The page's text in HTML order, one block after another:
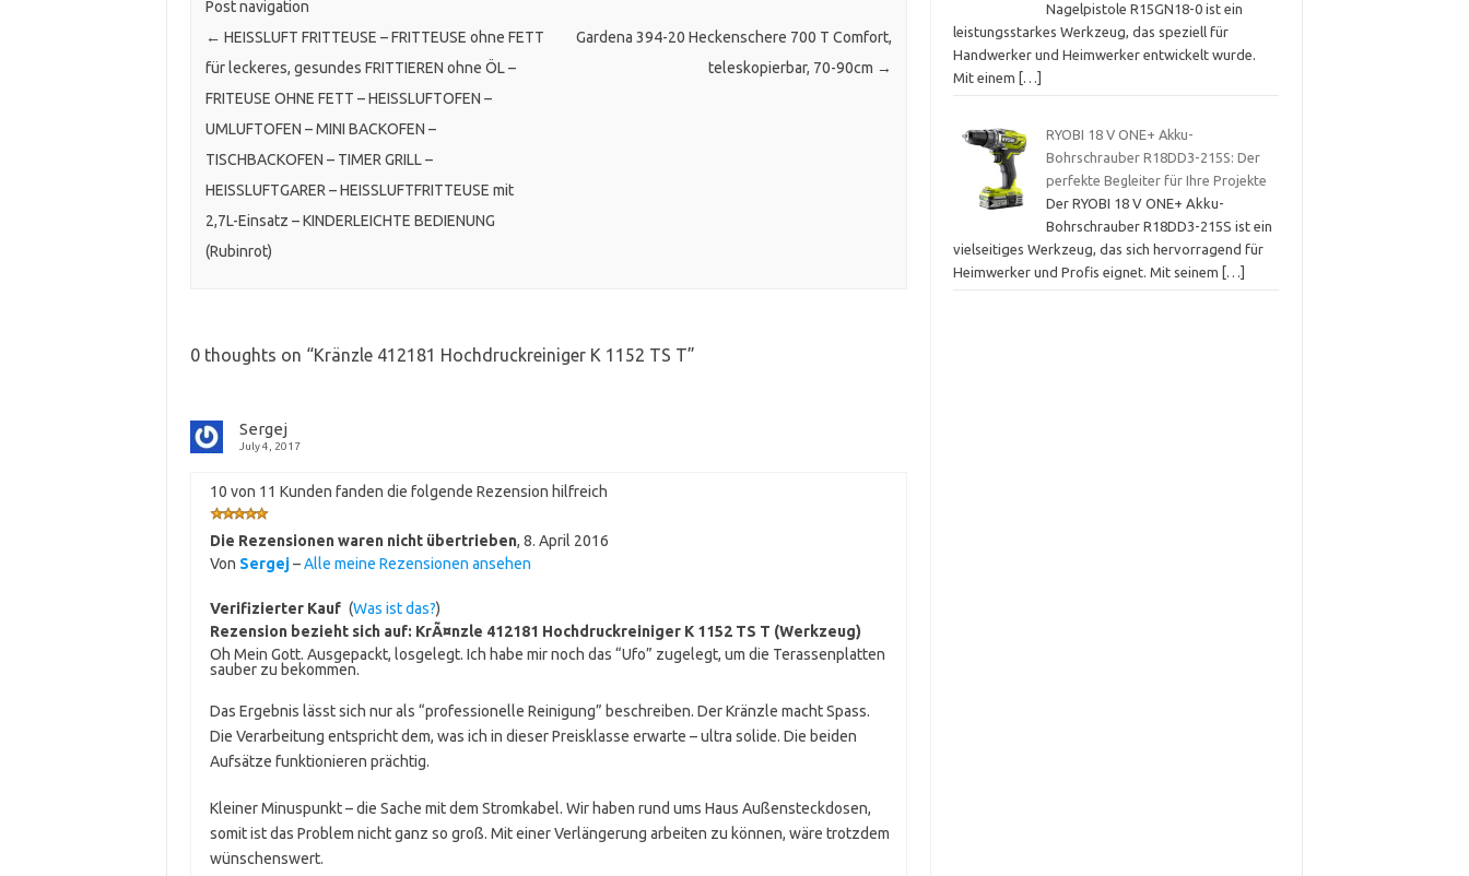
Post navigation
← HEISSLUFT FRITTEUSE – FRITTEUSE ohne FETT
für leckeres, gesundes FRITTIEREN ohne ÖL –
FRITEUSE OHNE FETT – HEISSLUFTOFEN –
UMLUFTOFEN – MINI BACKOFEN –
TISCHBACKOFEN – TIMER GRILL –
HEISSLUFTGARER – HEISSLUFTFRITTEUSE mit
2,7L-Einsatz – KINDERLEICHTE BEDIENUNG
(Rubinrot)
Gardena 394-20 Heckenschere 700 T Comfort,
teleskopierbar, 70-90cm →
0 thoughts on “Kränzle 412181 Hochdruckreiniger K 1152 TS T”
Sergej
July 4, 2017
10 von 11 Kunden fanden die folgende Rezension hilfreich
Die Rezensionen waren nicht übertrieben, 8. April 2016
Von Sergej–Alle meine Rezensionen ansehen
Verifizierter Kauf (Was ist das?)
Rezension bezieht sich auf: KrÃ¤nzle 412181 Hochdruckreiniger K 1152 TS T (Werkzeug)
Oh Mein Gott. Ausgepackt, losgelegt. Ich habe mir noch das “Ufo” zugelegt, um die Terassenplatten
sauber zu bekommen.
Das Ergebnis lässt sich nur als “professionelle Reinigung” beschreiben. Der Kränzle macht Spass.
Die Verarbeitung entspricht dem, was ich in dieser Preisklasse erwarte – ultra solide. Die beiden
Aufsätze funktionieren prächtig.
Kleiner Minuspunkt – die Sache mit dem Stromkabel. Wir haben rund ums Haus Außensteckdosen,
somit ist das Problem nicht ganz so groß. Mit einer Verlängerung arbeiten zu können, wäre trotzdem
wünschenswert.
Nagelpistole R15GN18-0 ist ein
leistungsstarkes Werkzeug, das speziell für
Handwerker und Heimwerker entwickelt wurde.
Mit einem
[…]
RYOBI 18 V ONE+ Akku-
Bohrschrauber R18DD3-215S: Der
perfekte Begleiter für Ihre Projekte
Der RYOBI 18 V ONE+ Akku-
Bohrschrauber R18DD3-215S ist ein
vielseitiges Werkzeug, das sich hervorragend für
Heimwerker und Profis eignet. Mit seinem
[…]